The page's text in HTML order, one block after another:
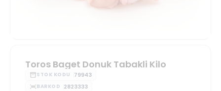
Toros Baget Donuk Tabakli Kilo
STOK KODU 79943
BARKOD 2823333